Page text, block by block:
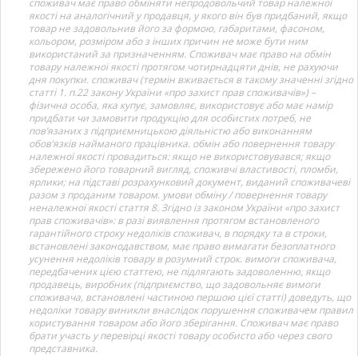
якості на аналогічний у продавця, у якого він був придбаний, якщо
товар не задовольнив його за формою, габаритами, фасоном,
кольором, розміром або з інших причин не може бути ним
використаний за призначенням. Споживач має право на обмін
товару належної якості протягом чотирнадцяти днів, не рахуючи
дня покупки. споживач (термін вживається в такому значенні згідно
статті 1. п.22 закону України «про захист прав споживачів») –
фізична особа, яка купує, замовляє, використовує або має намір
придбати чи замовити продукцію для особистих потреб, не
пов’язаних з підприємницькою діяльністю або виконанням
обов’язків найманого працівника. обмін або повернення товару
належної якості провадиться: якщо не використовувався; якщо
збережено його товарний вигляд, споживчі властивості, пломби,
ярлики; на підставі розрахунковий документ, виданий споживачеві
разом з проданим товаром. умови обміну / повернення товару
неналежної якості стаття 8. Згідно із законом України «про захист
прав споживачів»: в разі виявлення протягом встановленого
гарантійного строку недоліків споживач, в порядку та в строки,
встановлені законодавством, має право вимагати безоплатного
усунення недоліків товару в розумний строк. вимоги споживача,
передбачених цією статтею, не підлягають задоволенню, якщо
продавець, виробник (підприємство, що задовольняє вимоги
споживача, встановлені частиною першою цієї статті) доведуть, що
недоліки товару виникли внаслідок порушення споживачем правил
користування товаром або його зберігання. Споживач має право
брати участь у перевірці якості товару особисто або через свого
представника.